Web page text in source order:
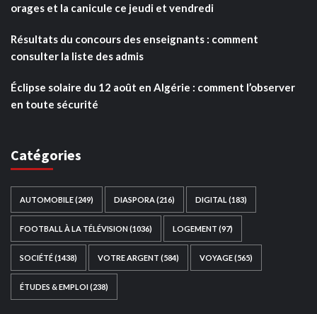
orages et la canicule ce jeudi et vendredi
Résultats du concours des enseignants : comment
consulter la liste des admis
Éclipse solaire du 12 août en Algérie : comment l’observer
en toute sécurité
Catégories
AUTOMOBILE(249) DIASPORA (216) DIGITAL (183)
FOOTBALL À LA TÉLÉVISION(1036) LOGEMENT (97)
SOCIÉTÉ(1438) VOTRE ARGENT (584) VOYAGE(565)
ÉTUDES & EMPLOI(238)